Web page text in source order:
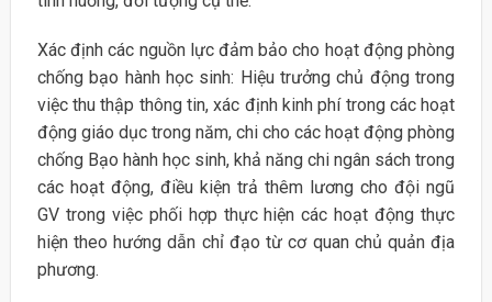
Xác định các nguồn lực đảm bảo cho hoạt động phòng
chống bạo hành học sinh: Hiệu trưởng chủ động trong
việc thu thập thông tin, xác định kinh phí trong các hoạt
động giáo dục trong năm, chi cho các hoạt động phòng
chống Bạo hành học sinh, khả năng chi ngân sách trong
các hoạt động, điều kiện trả thêm lương cho đội ngũ
GV trong việc phối hợp thực hiện các hoạt động thực
hiện theo hướng dẫn chỉ đạo từ cơ quan chủ quản địa
phương.